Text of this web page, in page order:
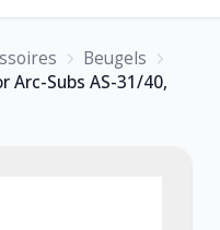
Beugels
Arc-Subs AS-31/40,